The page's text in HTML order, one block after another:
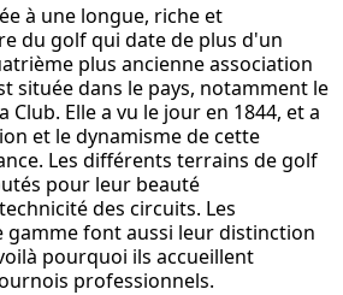
à une longue, riche et
du golf qui date de plus d'un
plus ancienne association
située dans le pays, notamment le
Elle a vu le jour en 1844, et a
et le dynamisme de cette
Les différents terrains de golf
pour leur beauté
des circuits. Les
gamme font aussi leur distinction
pourquoi ils accueillent
professionnels.